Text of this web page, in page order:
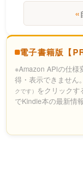
«
電子書籍版【PR
※Amazon APIの仕様
得・表示できません
クです） をクリックす
でKindle本の最新情